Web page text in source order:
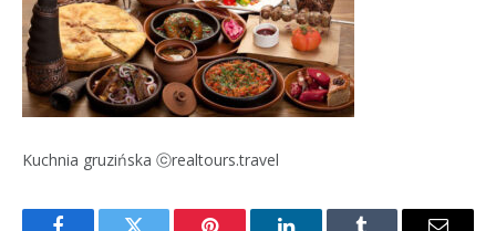
Kuchnia gruzińska ⓒrealtours.travel